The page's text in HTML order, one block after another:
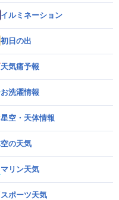
イルミネーション
初日の出
天気痛予報
お洗濯情報
星空・天体情報
空の天気
マリン天気
スポーツ天気